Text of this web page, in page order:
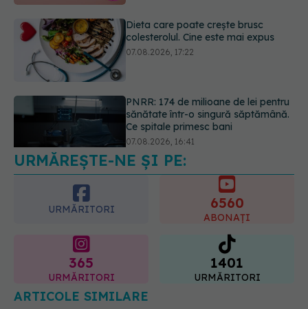
PNRR: 174 de milioane de lei pentru
sănătate într-o singură săptămână.
Ce spitale primesc bani
Ce spune culoarea ta preferată
despre vârsta pe care o ai. Care
este "codul cromatic" al generațiilor
07.08.2026, 21:29
URMĂREȘTE-NE ȘI PE:
URMĂRITORI 6560
ABONAȚI
365
URMĂRITORI
1401
URMĂRITORI
ARTICOLE SIMILARE